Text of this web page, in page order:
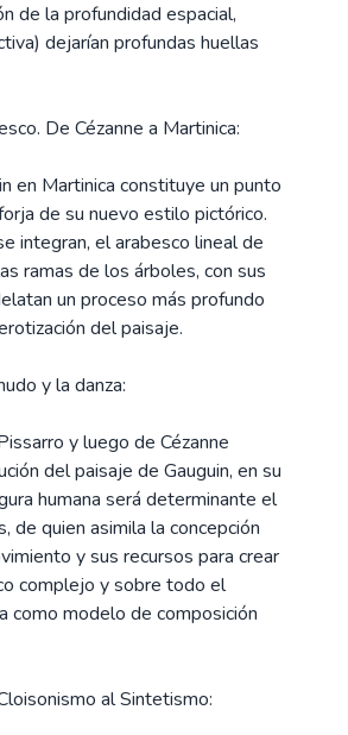
de la profundidad espacial,
dejarían profundas huellas
De Cézanne a Martinica:
en Martinica constituye un punto
de su nuevo estilo pictórico.
integran, el arabesco lineal de
ramas de los árboles, con sus
un proceso más profundo
del paisaje.
y la danza:
y luego de Cézanne
del paisaje de Gauguin, en su
humana será determinante el
de quien asimila la concepción
y sus recursos para crear
complejo y sobre todo el
como modelo de composición
al Sintetismo: